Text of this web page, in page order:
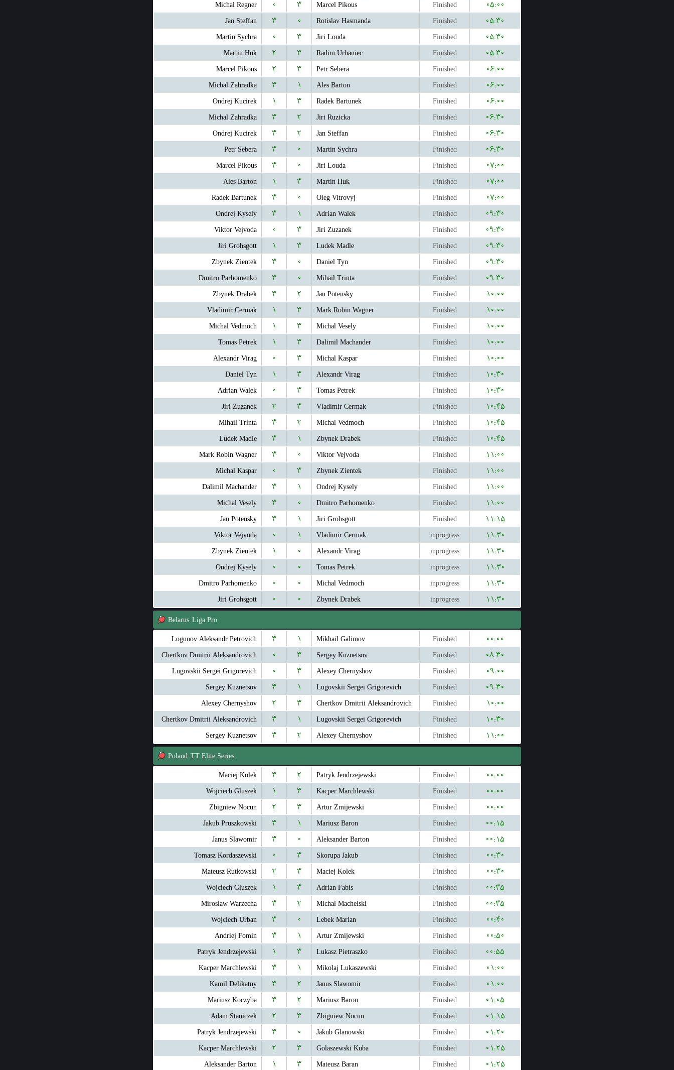
Michal Regner
۰ ۳ Marcel Pikous Finished
۰۵:۰۰
Jan Steffan
۳ ۰ Rotislav Hasmanda Finished
۰۵:۳۰
Martin Sychra
۰ ۳ Jiri Louda Finished
۰۵:۳۰
Martin Huk
۲ ۳ Radim Urbaniec Finished
۰۵:۳۰
Marcel Pikous
۲ ۳ Petr Sebera Finished
۰۶:۰۰
Michal Zahradka
۳ ۱ Ales Barton Finished
۰۶:۰۰
Ondrej Kucirek
۱ ۳ Radek Bartunek Finished
۰۶:۰۰
Michal Zahradka
۳ ۲ Jiri Ruzicka Finished
۰۶:۳۰
Ondrej Kucirek
۳ ۲ Jan Steffan Finished
۰۶:۳۰
Petr Sebera
۳ ۰ Martin Sychra Finished
۰۶:۳۰
Marcel Pikous
۳ ۰ Jiri Louda Finished
۰۷:۰۰
Ales Barton
۱ ۳ Martin Huk Finished
۰۷:۰۰
Radek Bartunek
۳ ۰ Oleg Vitrovyj Finished
۰۷:۰۰
Ondrej Kysely
۳ ۱ Adrian Walek Finished
۰۹:۳۰
Viktor Vejvoda
۰ ۳ Jiri Zuzanek Finished
۰۹:۳۰
Jiri Grohsgott
۱ ۳ Ludek Madle Finished
۰۹:۳۰
Zbynek Zientek
۳ ۰ Daniel Tyn Finished
۰۹:۳۰
Dmitro Parhomenko
۳ ۰ Mihail Trinta Finished
۰۹:۳۰
Zbynek Drabek
۳ ۲ Jan Potensky Finished
۱۰:۰۰
Vladimir Cermak
۱ ۳ Mark Robin Wagner Finished
۱۰:۰۰
Michal Vedmoch
۱ ۳ Michal Vesely Finished
۱۰:۰۰
Tomas Petrek
۱ ۳ Dalimil Machander Finished
۱۰:۰۰
Alexandr Virag
۰ ۳ Michal Kaspar Finished
۱۰:۰۰
Daniel Tyn
۱ ۳ Alexandr Virag Finished
۱۰:۳۰
Adrian Walek
۰ ۳ Tomas Petrek Finished
۱۰:۳۰
Jiri Zuzanek
۲ ۳ Vladimir Cermak Finished
۱۰:۴۵
Mihail Trinta
۳ ۲ Michal Vedmoch Finished
۱۰:۴۵
Ludek Madle
۳ ۱ Zbynek Drabek Finished
۱۰:۴۵
Mark Robin Wagner
۳ ۰ Viktor Vejvoda Finished
۱۱:۰۰
Michal Kaspar
۰ ۳ Zbynek Zientek Finished
۱۱:۰۰
Dalimil Machander
۳ ۱ Ondrej Kysely Finished
۱۱:۰۰
Michal Vesely
۳ ۰ Dmitro Parhomenko Finished
۱۱:۰۰
Jan Potensky
۳ ۱ Jiri Grohsgott Finished
۱۱:۱۵
Viktor Vejvoda
۰ ۱ Vladimir Cermak inprogress
۱۱:۳۰
Zbynek Zientek
۱ ۰ Alexandr Virag inprogress
۱۱:۳۰
Ondrej Kysely
۰ ۰ Tomas Petrek inprogress
۱۱:۳۰
Dmitro Parhomenko
۰ ۰ Michal Vedmoch inprogress
۱۱:۳۰
Jiri Grohsgott
۰ ۰ Zbynek Drabek inprogress ۱۱:۳۰
Belarus Liga Pro
Logunov Aleksandr Petrovich ۳ ۱ Mikhail Galimov Finished
۰۰:۰۰
Chertkov Dmitrii Aleksandrovich
۰ ۳ Sergey Kuznetsov Finished
۰۸:۳۰
Lugovskii Sergei Grigorevich
۰ ۳ Alexey Chernyshov Finished
۰۹:۰۰
Sergey Kuznetsov
۳ ۱ Lugovskii Sergei Grigorevich Finished
۰۹:۳۰
Alexey Chernyshov
۲ ۳ Chertkov Dmitrii Aleksandrovich Finished
۱۰:۰۰
Chertkov Dmitrii Aleksandrovich
۳ ۱ Lugovskii Sergei Grigorevich Finished
۱۰:۳۰
Sergey Kuznetsov
۳ ۲ Alexey Chernyshov Finished ۱۱:۰۰
Poland TT Elite Series
Maciej Kolek ۳ ۲ Patryk Jendrzejewski Finished
۰۰:۰۰
Wojciech Gluszek
۱ ۳ Kacper Marchlewski Finished
۰۰:۰۰
Zbigniew Nocun
۲ ۳ Artur Zmijewski Finished
۰۰:۰۰
Jakub Pruszkowski
۳ ۱ Mariusz Baron Finished
۰۰:۱۵
Janus Slawomir
۳ ۰ Aleksander Barton Finished
۰۰:۱۵
Tomasz Kordaszewski
۰ ۳ Skorupa Jakub Finished
۰۰:۳۰
Mateusz Rutkowski
۲ ۳ Maciej Kolek Finished
۰۰:۳۰
Wojciech Gluszek
۱ ۳ Adrian Fabis Finished
۰۰:۳۵
Miroslaw Warzecha
۳ ۲ Michał Machelski Finished
۰۰:۳۵
Wojciech Urban
۳ ۰ Lebek Marian Finished
۰۰:۴۰
Andriej Fomin
۳ ۱ Artur Zmijewski Finished
۰۰:۵۰
Patryk Jendrzejewski
۱ ۳ Lukasz Pietraszko Finished
۰۰:۵۵
Kacper Marchlewski
۳ ۱ Mikolaj Lukaszewski Finished
۰۱:۰۰
Kamil Delikatny
۳ ۲ Janus Slawomir Finished
۰۱:۰۰
Mariusz Koczyba
۳ ۲ Mariusz Baron Finished
۰۱:۰۵
Adam Staniczek
۲ ۳ Zbigniew Nocun Finished
۰۱:۱۵
Patryk Jendrzejewski
۳ ۰ Jakub Glanowski Finished
۰۱:۲۰
Kacper Marchlewski
۲ ۳ Golaszewski Kuba Finished
۰۱:۲۵
Aleksander Barton
۱ ۳ Mateusz Baran Finished ۰۱:۲۵